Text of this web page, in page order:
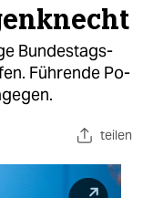
Bundestags-
Führende Po­
teilen